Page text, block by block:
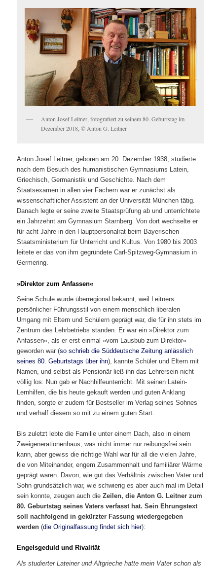
Anton Josef Leitner, fotografiert zu seinem 80. Geburtstag im
Dezember 2018, © Anton G. Leitner
Anton Josef Leitner,geboren am 20. Dezember 1938, studierte
nach dem Besuch des humanistischen Gymnasiums Latein,
Griechisch, Germanistik und Geschichte. Nach dem
Staatsexamen in allen vier Fächern war er zunächst als
wissenschaftlicher Assistent an der Universität München tätig.
Danach legte er seine zweiteStaatsprüfung ab und unterrichtete
ein Jahrzehnt am Gymnasium Starnberg. Von dort wechselte er
für acht Jahre in den Hauptpersonalrat beim Bayerischen
Staatsministerium für Unterricht und Kultus.Von 1980 bis 2003
leitete er das von ihm gegründete Carl-Spitzweg-Gymnasium in
Germering.
»Direktor zum Anfassen«
SeineSchule wurde überregional bekannt, weil Leitners
persönlicher Führungsstil von einem menschlich liberalen
Umgang mit Eltern und Schülern geprägt war, die für ihn stets im
Zentrum des Lehrbetriebs standen. Er war ein »Direktor zum
Anfassen«, als er erst einmal »vom Lausbub zum Direktor«
geworden war (so schrieb die Süddeutsche Zeitung anlässlich
seines 80. Geburtstags über ihn), kannte Schüler und Eltern mit
Namen, und selbst als Pensionär ließ ihn das Lehrersein nicht
völlig los: Nun gab er Nachhilfeunterricht. Mit seinen Latein-
Lernhilfen, die bis heute gekauft werden und guten Anklang
finden, sorgte er zudem für Bestseller im Verlag seines Sohnes
und verhalf diesem so mit zu einem guten Start.
Bis zuletzt lebte die Familie unter einem Dach, also in einem
Zweigenerationenhaus; was nicht immer nur reibungsfrei sein
kann, aber gewiss die richtige Wahl war für all die vielen Jahre,
die von Miteinander, engem Zusammenhalt und familiärer Wärme
geprägt waren. Davon, wie gut das Verhältnis zwischen Vater und
Sohn grundsätzlich war, wie schwierig es aber auch mal im Detail
sein konnte, zeugen auch dieZeilen, die Anton G. Leitner zum
80. Geburtstag seines Vaters verfasst hat. Sein Ehrungstext
soll nachfolgend in gekürzter Fassung wiedergegeben
werden (die Originalfassung findet sich hier):
Engelsgeduld und Rivalität
Als studierter Lateiner und Altgrieche hatte mein Vater schon als